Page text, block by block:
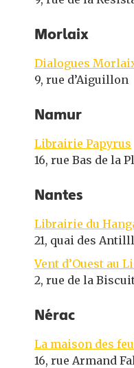
Morlaix
Dialogues
9, rue d’Aiguillon
Namur
Librairie Papyrus
16, rue Bas de la
Nantes
Librairie du
21, quai des
Vent d’Ouest au
2, rue de la
Nérac
La maison des
16, rue Armand